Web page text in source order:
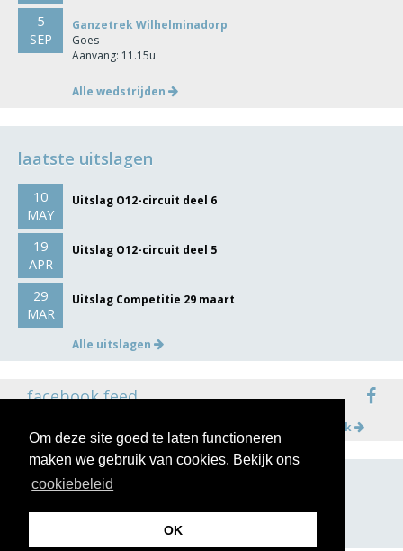
Om deze site goed te laten functioneren
maken we gebruik van cookies. Bekijk ons
cookiebeleid
OK
5
SEP
Ganzetrek Wilhelminadorp
Goes
Aanvang: 11.15u
Alle wedstrijden
laatste uitslagen
10
MAY
Uitslag O12-circuit deel 6
19
APR
Uitslag O12-circuit deel 5
29
MAR
Uitslag Competitie 29 maart
Alle uitslagen
facebook feed
Meer op facebook
volg ons op